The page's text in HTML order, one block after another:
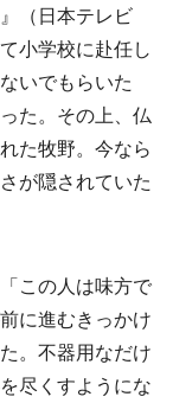
（日本テレビ
小学校に赴任し
いでもらいた
た。その上、仏
た牧野。今なら
が隠されていた
この人は味方で
に進むきっかけ
。不器用なだけ
尽くすようにな